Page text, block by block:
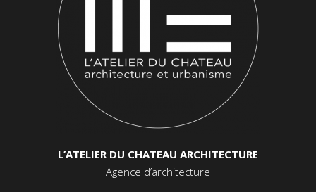
L’ATELIER DU CHATEAU ARCHITECTURE
Agence d’architecture